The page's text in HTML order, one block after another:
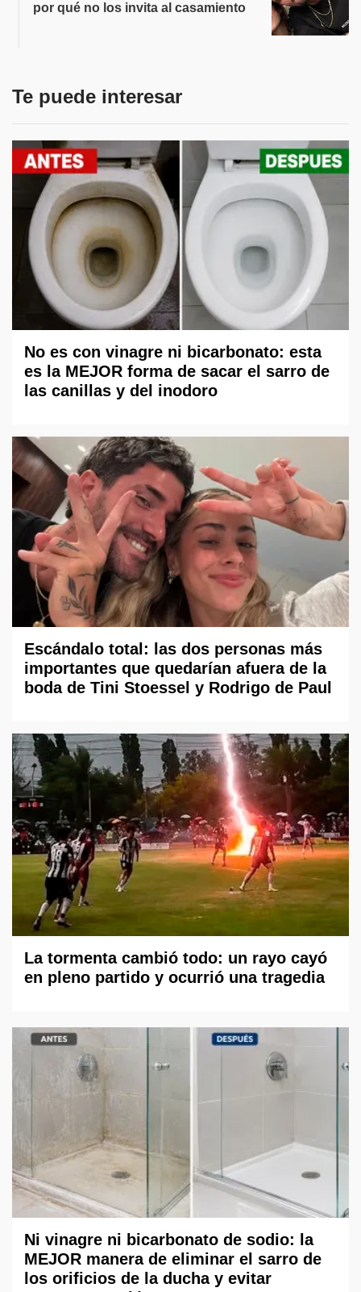
por qué no los invita al casamiento
Te puede interesar
No es con vinagre ni bicarbonato: esta
es la MEJOR forma de sacar el sarro de
las canillas y del inodoro
Escándalo total: las dos personas más
importantes que quedarían afuera de la
boda de Tini Stoessel y Rodrigo de Paul
La tormenta cambió todo: un rayo cayó
en pleno partido y ocurrió una tragedia
Ni vinagre ni bicarbonato de sodio: la
MEJOR manera de eliminar el sarro de
los orificios de la ducha y evitar